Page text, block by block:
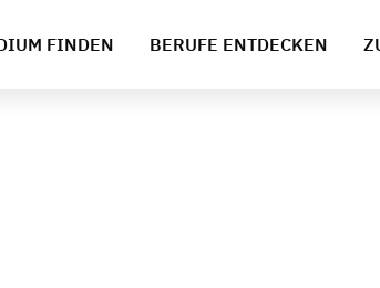
FINDEN BERUFE ENTDECKEN